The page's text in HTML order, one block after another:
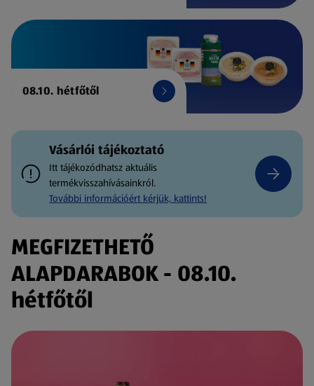
08.10. hétfőtől
Vásárlói tájékoztató
Itt tájékozódhatsz aktuális
termékvisszahívásainkról.
További információért kérjük, kattints!
MEGFIZETHETŐ
ALAPDARABOK - 08.10.
hétfőtől